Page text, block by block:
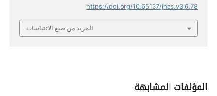
https://doi.org/10.65137/jhas.v3i6.78
المزيد من صيغ الاقتباسات
المؤلفات المشابهة